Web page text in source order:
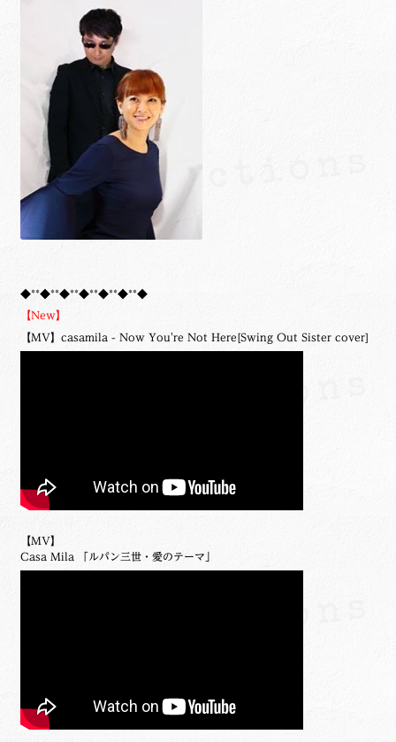
◆**◆**◆**◆**◆**◆**◆
【New】
【MV】casamila - Now You're Not Here[Swing Out Sister cover]
【MV】
Casa Mila 「ルパン三世・愛のテーマ」